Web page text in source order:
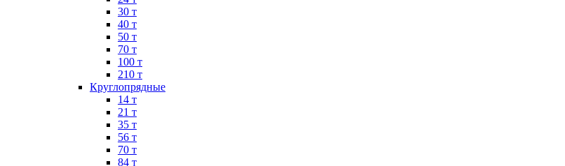
30 т
40 т
50 т
70 т
100 т
210 т
Круглопрядные
14 т
21 т
35 т
56 т
70 т
84 т